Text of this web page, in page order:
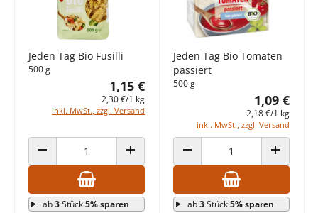
Jeden Tag Bio Fusilli
500 g
1,15 €
2,30 €/1 kg
inkl. MwSt., zzgl. Versand
ANZAHL VERRINGERN ANZAHL ERHÖHEN
ab3Stück5% sparen
Jeden Tag Bio Tomaten
passiert
500 g
1,09 €
2,18 €/1 kg
inkl. MwSt., zzgl. Versand
ANZAHL VERRINGERN ANZAHL
ab3Stück5% sparen